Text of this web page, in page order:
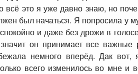
всё это я уже давно знаю, но
был начаться. Я попросила у
и даже без дрожи в
он принимает все
немного вперёд. Дак
всего изменилось во мне и